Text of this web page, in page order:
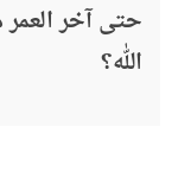
حتى آخر العمر
الله؟